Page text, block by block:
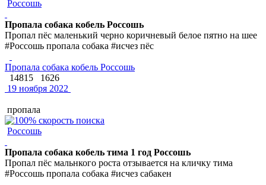
Россошь
Пропала собака кобель Россошь
Пропал пёс маленький черно коричневый белое пятно на шее
#Россошь пропала собака #исчез пёс
Пропала собака кобель Россошь
14815
1626
19 ноября 2022
пропала
Россошь
Пропала собака кобель тима 1 год Россошь
Пропал пёс мальнкого роста отзывается на кличку тима
#Россошь пропала собака #исчез сабакен